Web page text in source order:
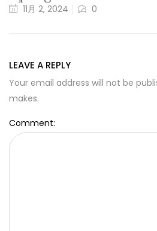
11月 2, 2024
0
LEAVE A REPLY
Your email address will not be
makes.
Comment: